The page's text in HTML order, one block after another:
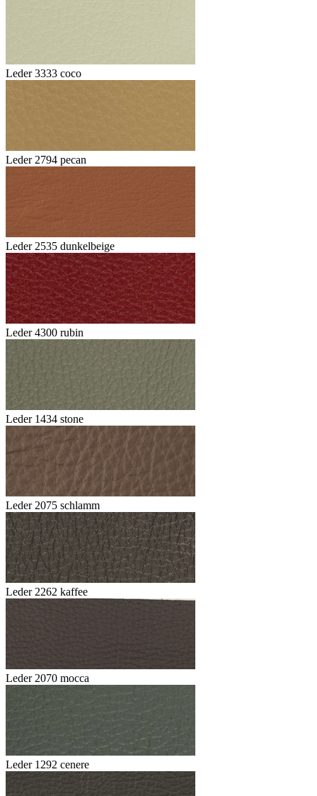
Leder 3333 coco
Leder 2794 pecan
Leder 2535 dunkelbeige
Leder 4300 rubin
Leder 1434 stone
Leder 2075 schlamm
Leder 2262 kaffee
Leder 2070 mocca
Leder 1292 cenere